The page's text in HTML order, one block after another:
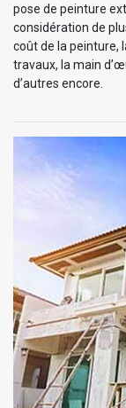
pose de peinture
considération de
coût de la peinture,
travaux, la main
d’autres encore.